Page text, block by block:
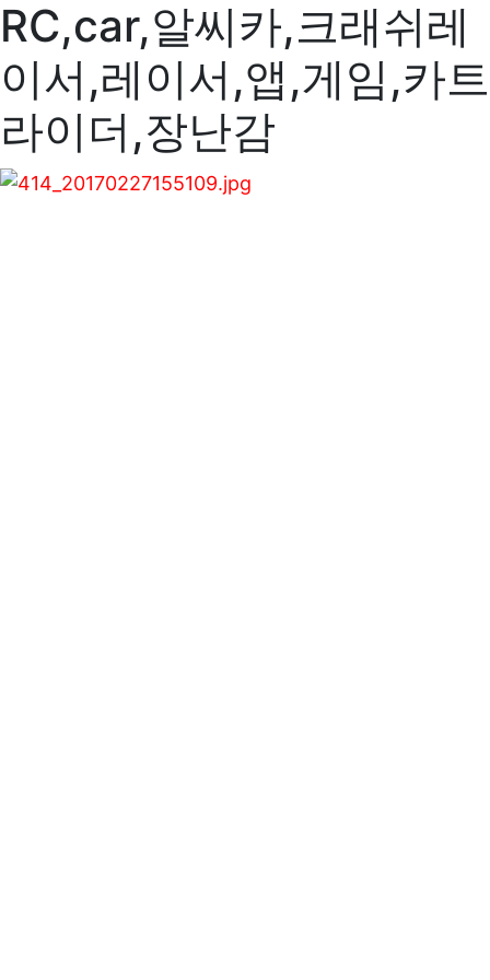
RC,car,알씨카,크래쉬레
이서,레이서,앱,게임,카트
라이더,장난감